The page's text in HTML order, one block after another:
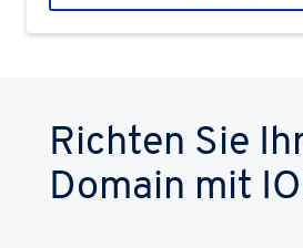
Richten Sie
Domain mit